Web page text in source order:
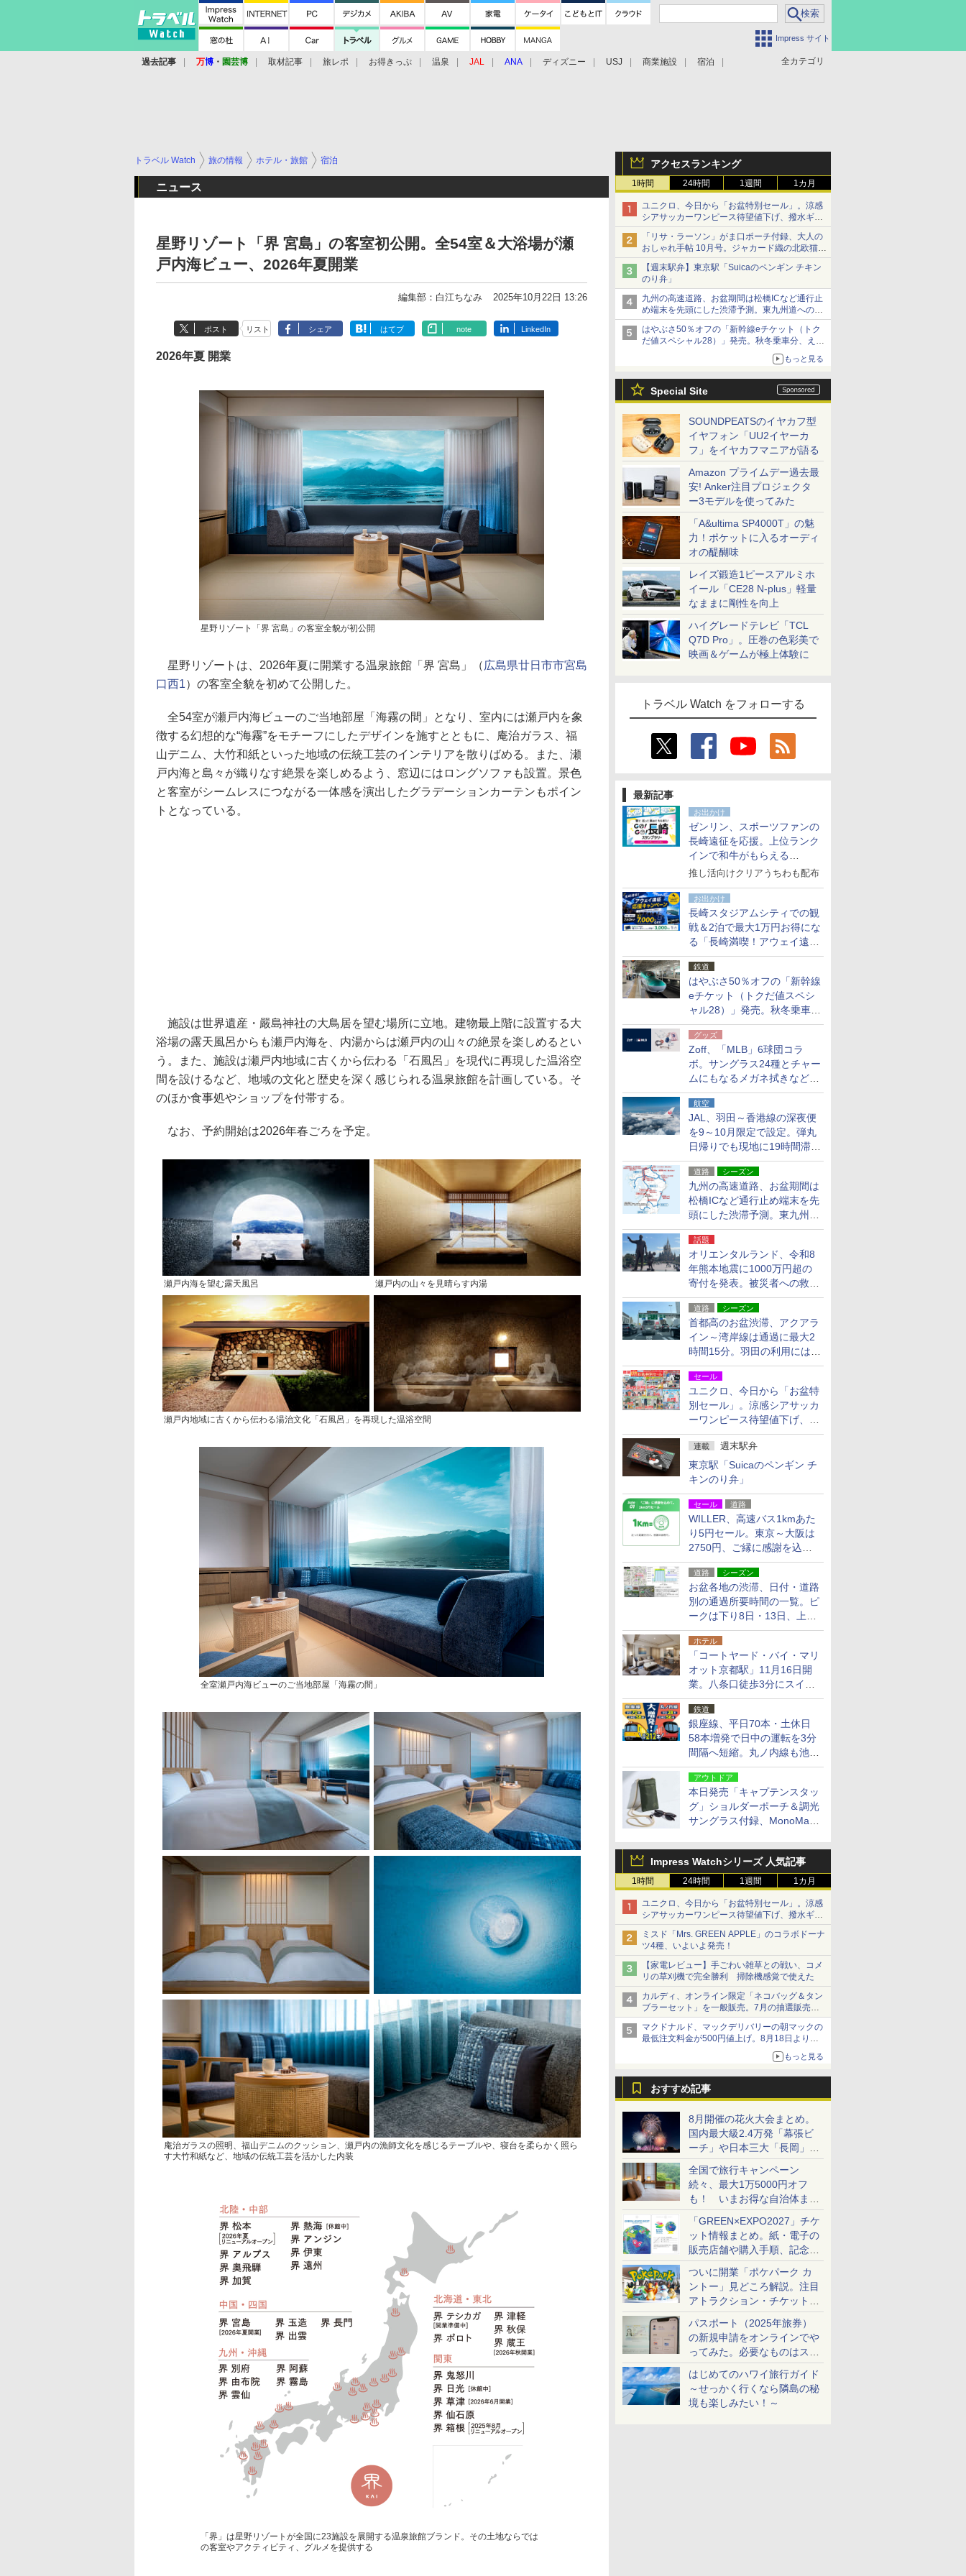
Impress サイト
全カテゴリ
過去記事 万博 ・ 園芸博 取材記事 旅レポ お得きっぷ 温泉 JAL ANA ディズニー USJ 商業施設 宿泊
アクセスランキング
1時間 24時間 1週間 1カ月
ユニクロ、今日から「お盆特別セール」。涼感
シアサッカーワンピース待望値下げ、撥水ギア
ショーツは1990円に
「リサ・ラーソン」がま口ポーチ付録、大人の
おしゃれ手帖 10月号。ジャカード織の北欧猫デ
ザイン
【週末駅弁】東京駅「Suicaのペンギン チキン
のり弁」
九州の高速道路、お盆期間は松橋ICなど通行止
め端末を先頭にした渋滞予測。東九州道への迂
回は料金調整を実施
はやぶさ50％オフの「新幹線eチケット（トク
だ値スペシャル28）」発売。秋冬乗車分、えき
もっと見る
Special Site
SOUNDPEATSのイヤカフ型
イヤフォン「UU2イヤーカ
フ」をイヤカフマニアが語る
Amazon プライムデー過去最
安! Anker注目プロジェクタ
ー3モデルを使ってみた
「A&ultima SP4000T」の魅
力！ポケットに入るオーディ
オの醍醐味
レイズ鍛造1ピースアルミホ
イール「CE28 N-plus」軽量
なままに剛性を向上
ハイグレードテレビ「TCL
Q7D Pro」。圧巻の色彩美で
映画＆ゲームが極上体験に
トラベル Watch をフォローする
最新記事
お出かけ
ゼンリン、スポーツファンの
長崎遠征を応援。上位ランク
インで和牛がもらえる
「GO！GO！長崎スタンプラ
推し活向けクリアうちわも配布
お出かけ
長崎スタジアムシティでの観
戦＆2泊で最大1万円お得にな
る「長崎満喫！アウェイ遠征
応援キャンペーン」
鉄道
はやぶさ50％オフの「新幹線
eチケット（トクだ値スペシ
ャル28）」発売。秋冬乗車
分、えきねっと限定
グッズ
Zoff、「MLB」6球団コラ
ボ。サングラス24種とチャー
ムにもなるメガネ拭きなど雑
貨24種
航空
JAL、羽田～香港線の深夜便
を9～10月限定で設定。弾丸
日帰りでも現地に19時間滞在
できる
道路 シーズン
九州の高速道路、お盆期間は
松橋ICなど通行止め端末を先
頭にした渋滞予測。東九州道
への迂回は料金調整を実施
話題
オリエンタルランド、令和8
年熊本地震に1000万円超の
寄付を発表。被災者への救援
活動・復旧支援
道路 シーズン
首都高のお盆渋滞、アクアラ
イン～湾岸線は通過に最大2
時間15分。羽田の利用には
「空港西出口」の利用検討を
セール
ユニクロ、今日から「お盆特
別セール」。涼感シアサッカ
ーワンピース待望値下げ、撥
水ギアショーツは1990円に
連載 週末駅弁
東京駅「Suicaのペンギン チ
キンのり弁」
セール 道路
WILLER、高速バス1kmあた
り5円セール。東京～大阪は
2750円、ご縁に感謝を込め
た20周年記念キャンペーン
道路 シーズン
お盆各地の渋滞、日付・道路
別の通過所要時間の一覧。ピ
ークは下り8日・13日、上り
14日・15日
ホテル
「コートヤード・バイ・マリ
オット京都駅」11月16日開
業。八条口徒歩3分にスイー
ト含む全270室、ダイニング
も併設
鉄道
銀座線、平日70本・土休日
58本増発で日中の運転を3分
間隔へ短縮。丸ノ内線も池袋
～中野坂上を4分間隔に
アウトドア
本日発売「キャプテンスタッ
グ」ショルダーポーチ＆調光
サングラス付録、MonoMax
Impress Watchシリーズ 人気記事
1時間 24時間 1週間 1カ月
ユニクロ、今日から「お盆特別セール」。涼感
シアサッカーワンピース待望値下げ、撥水ギア
ショーツは1990円に
ミスド「Mrs. GREEN APPLE」のコラボドーナ
ツ4種、いよいよ発売！
【家電レビュー】手ごわい雑草との戦い、コメ
リの草刈機で完全勝利 掃除機感覚で使えた
カルディ、オンライン限定「ネコバッグ＆タン
ブラーセット」を一般販売。7月の抽選販売の
当選無効分
マクドナルド、マックデリバリーの朝マックの
最低注文料金が500円値上げ。8月18日より
もっと見る
おすすめ記事
8月開催の花火大会まとめ。
国内最大級2.4万発「幕張ビ
ーチ」や日本三大「長岡」な
ど大型イベント目白押し！
全国で旅行キャンペーン
続々、最大1万5000円オフ
も！ いまお得な自治体まと
め
「GREEN×EXPO2027」チケ
ット情報まとめ。紙・電子の
販売店舗や購入手順、記念チ
ケットも解説
ついに開業「ポケパーク カ
ントー」見どころ解説。注目
アトラクション・チケット手
配・来場前に必要な準備は？
パスポート（2025年旅券）
の新規申請をオンラインでや
ってみた。必要なものはスマ
ホとマイナカードのみ
はじめてのハワイ旅行ガイド
～せっかく行くなら隣島の秘
境も楽しみたい！～
トラベル Watch 旅の情報 ホテル・旅館 宿泊
ニュース
星野リゾート「界 宮島」の客室初公開。全54室＆大浴場が瀬
戸内海ビュー、2026年夏開業
編集部：白江ちなみ 2025年10月22日 13:26
ポスト リスト シェア はてブ note LinkedIn
2026年夏 開業
星野リゾート「界 宮島」の客室全貌が初公開
星野リゾートは、2026年夏に開業する温泉旅館「界 宮島」（ 広島県廿日市市宮島
口西1）の客室全貌を初めて公開した。
全54室が瀬戸内海ビューのご当地部屋「海霧の間」となり、室内には瀬戸内を象
徴する幻想的な“海霧”をモチーフにしたデザインを施すとともに、庵治ガラス、福
山デニム、大竹和紙といった地域の伝統工芸のインテリアを散りばめる。また、瀬
戸内海と島々が織りなす絶景を楽しめるよう、窓辺にはロングソファも設置。景色
と客室がシームレスにつながる一体感を演出したグラデーションカーテンもポイン
トとなっている。
施設は世界遺産・嚴島神社の大鳥居を望む場所に立地。建物最上階に設置する大
浴場の露天風呂からも瀬戸内海を、内湯からは瀬戸内の山々の絶景を楽しめるとい
う。また、施設は瀬戸内地域に古くから伝わる「石風呂」を現代に再現した温浴空
間を設けるなど、地域の文化と歴史を深く感じられる温泉旅館を計画している。そ
のほか食事処やショップを付帯する。
なお、予約開始は2026年春ごろを予定。
瀬戸内海を望む露天風呂 瀬戸内の山々を見晴らす内湯
瀬戸内地域に古くから伝わる湯治文化「石風呂」を再現した温浴空間
全室瀬戸内海ビューのご当地部屋「海霧の間」
庵治ガラスの照明、福山デニムのクッション、瀬戸内の漁師文化を感じるテーブルや、寝台を柔らかく照ら
す大竹和紙など、地域の伝統工芸を活かした内装
「界」は星野リゾートが全国に23施設を展開する温泉旅館ブランド。その土地ならでは
の客室やアクティビティ、グルメを提供する